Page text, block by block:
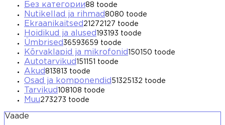
Без категории88 toode
Nutikellad ja rihmad 8080 toode
Ekraanikaitsed 21272127 toode
Hoidikud ja alused 193 193 toode
Ümbrised36593659 toode
Kõrvaklapid ja mikrofonid 150 150 toode
Autotarvikud 151 151 toode
Akud 813813 toode
Osad ja komponendid 51325132 toode
Tarvikud 108 108 toode
Muu273273 toode
Vaade